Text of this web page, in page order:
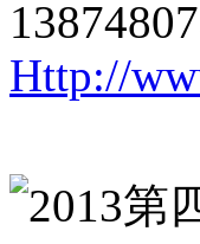
Http://